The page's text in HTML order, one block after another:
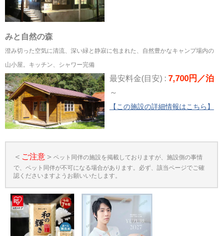
みと自然の森
澄み切った空気に清流、深い緑と静寂に包まれた、自然豊かなキャンプ場内の
山小屋。キッチン、シャワー完備
最安料金(目安) : 7,700円／泊
～
【この施設の詳細情報はこちら】
＜ ご注意＞ ペット同伴の施設を掲載しておりますが、施設側の事情
で、ペット同伴が不可になる場合があります。必ず、該当ページでご確
認くださいますようお願いいたします。